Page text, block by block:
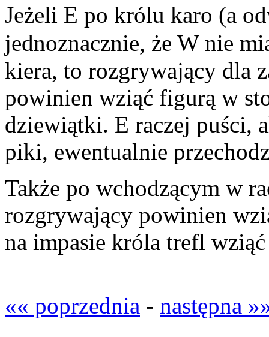
Jeżeli E po królu karo (a
jednoznacznie, że W nie
kiera, to rozgrywający dla
powinien wziąć figurą w
dziewiątki. E raczej puści,
piki, ewentualnie
Także po wchodzącym w
rozgrywający powinien
na impasie króla trefl
«« poprzednia - następna